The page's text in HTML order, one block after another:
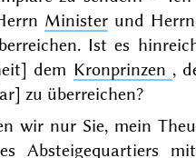
Minister und Herrn
Ist es
dem Kronprinzen ,
zu überreichen?
wir nur Sie, mein
Absteigequartiers